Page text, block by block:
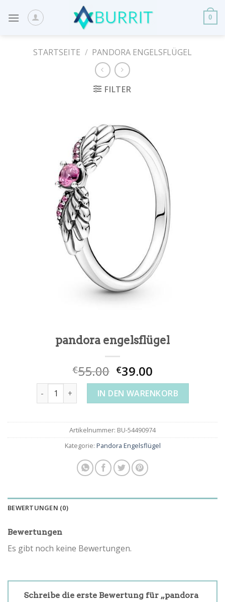
0
STARTSEITE / PANDORA ENGELSFLÜGEL
FILTER
pandora engelsflügel
€55.00 €39.00
pandora engelsflügel MengeIN DEN WARENKORB
Artikelnummer: BU-54490974
Kategorie: Pandora Engelsflügel
BEWERTUNGEN (0)
Bewertungen
Es gibt noch keine Bewertungen.
Schreibe die erste Bewertung für „pandora